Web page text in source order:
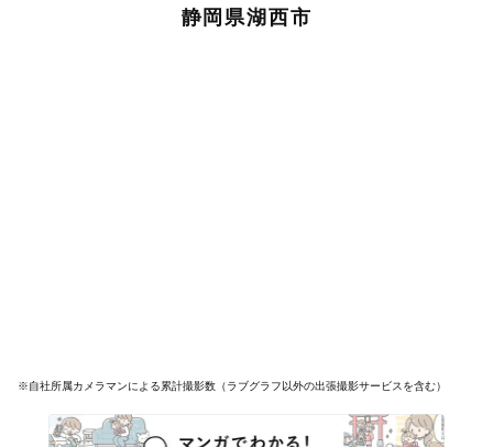
静岡県湖西市
※自社所属カメラマンによる累計撮影数（ラブグラフ以外の出張撮影サービスを含む）